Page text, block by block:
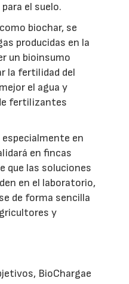
el suelo.
biochar, se
producidas en la
un bioinsumo
la fertilidad del
el agua y
fertilizantes
en
en fincas
que las soluciones
en el laboratorio,
de forma sencilla
y
BioChargae